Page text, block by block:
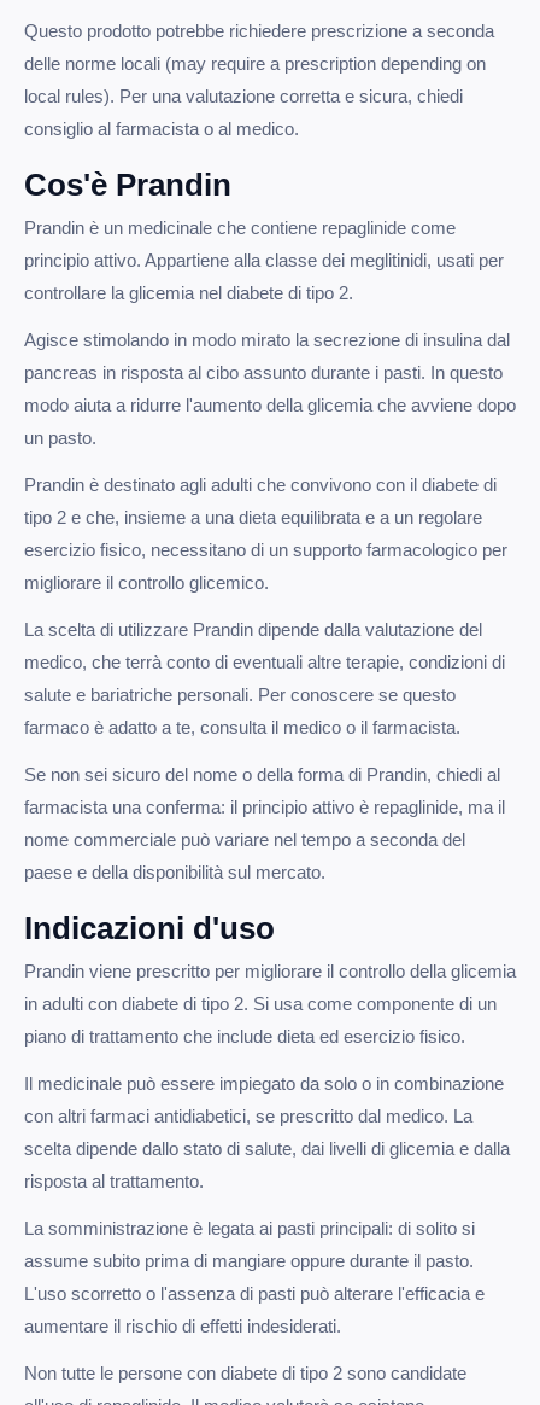
Questo prodotto potrebbe richiedere prescrizione a seconda
delle norme locali (may require a prescription depending on
local rules). Per una valutazione corretta e sicura, chiedi
consiglio al farmacista o al medico.
Cos'è Prandin
Prandin è un medicinale che contiene repaglinide come
principio attivo. Appartiene alla classe dei meglitinidi, usati per
controllare la glicemia nel diabete di tipo 2.
Agisce stimolando in modo mirato la secrezione di insulina dal
pancreas in risposta al cibo assunto durante i pasti. In questo
modo aiuta a ridurre l'aumento della glicemia che avviene dopo
un pasto.
Prandin è destinato agli adulti che convivono con il diabete di
tipo 2 e che, insieme a una dieta equilibrata e a un regolare
esercizio fisico, necessitano di un supporto farmacologico per
migliorare il controllo glicemico.
La scelta di utilizzare Prandin dipende dalla valutazione del
medico, che terrà conto di eventuali altre terapie, condizioni di
salute e bariatriche personali. Per conoscere se questo
farmaco è adatto a te, consulta il medico o il farmacista.
Se non sei sicuro del nome o della forma di Prandin, chiedi al
farmacista una conferma: il principio attivo è repaglinide, ma il
nome commerciale può variare nel tempo a seconda del
paese e della disponibilità sul mercato.
Indicazioni d'uso
Prandin viene prescritto per migliorare il controllo della glicemia
in adulti con diabete di tipo 2. Si usa come componente di un
piano di trattamento che include dieta ed esercizio fisico.
Il medicinale può essere impiegato da solo o in combinazione
con altri farmaci antidiabetici, se prescritto dal medico. La
scelta dipende dallo stato di salute, dai livelli di glicemia e dalla
risposta al trattamento.
La somministrazione è legata ai pasti principali: di solito si
assume subito prima di mangiare oppure durante il pasto.
L'uso scorretto o l'assenza di pasti può alterare l'efficacia e
aumentare il rischio di effetti indesiderati.
Non tutte le persone con diabete di tipo 2 sono candidate